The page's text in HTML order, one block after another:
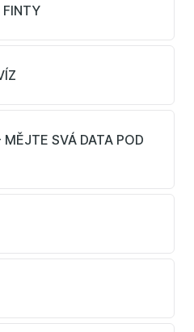
FINTY
SVÁ DATA POD